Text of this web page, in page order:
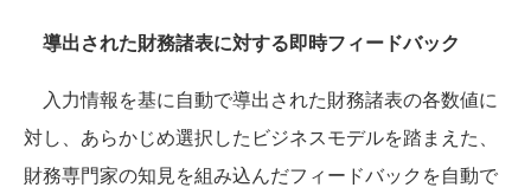
導出された財務諸表に対する即時フィードバック
入力情報を基に自動で導出された財務諸表の各数値に
対し、あらかじめ選択したビジネスモデルを踏まえた、
財務専門家の知見を組み込んだフィードバックを自動で